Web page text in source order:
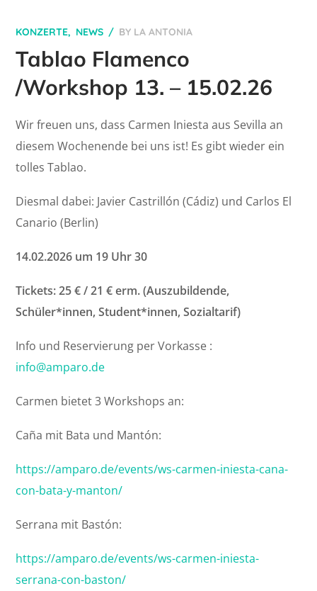
KONZERTE NEWS BY LA ANTONIA
Tablao Flamenco
/Workshop 13. – 15.02.26
Wir freuen uns, dass Carmen Iniesta aus Sevilla an
diesem Wochenende bei uns ist! Es gibt wieder ein
tolles Tablao.
Diesmal dabei: Javier Castrillón (Cádiz) und Carlos El
Canario (Berlin)
14.02.2026 um 19 Uhr 30
Tickets: 25 € / 21 € erm. (Auszubildende,
Schüler*innen, Student*innen, Sozialtarif)
Info und Reservierung per Vorkasse :
info@amparo.de
Carmen bietet 3 Workshops an:
Caña mit Bata und Mantón:
https://amparo.de/events/ws-carmen-iniesta-cana-
con-bata-y-manton/
Serrana mit Bastón:
https://amparo.de/events/ws-carmen-iniesta-
serrana-con-baston/